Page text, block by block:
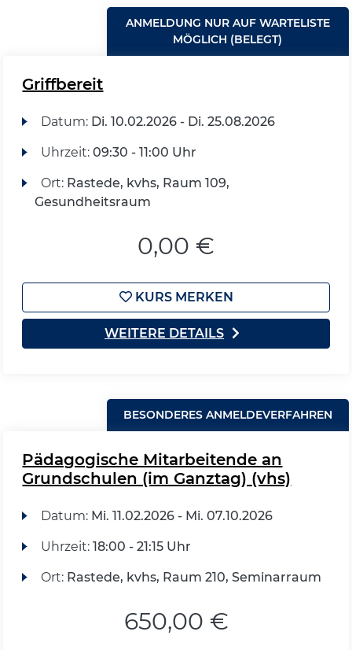
ANMELDUNG NUR AUF WARTELISTE
MÖGLICH (BELEGT)
Griffbereit
Datum: Di. 10.02.2026 - Di. 25.08.2026
Uhrzeit: 09:30 - 11:00 Uhr
Ort: Rastede, kvhs, Raum 109,
Gesundheitsraum
0,00 €
KURS MERKEN
WEITERE DETAILS
BESONDERES ANMELDEVERFAHREN
Pädagogische Mitarbeitende an
Grundschulen (im Ganztag) (vhs)
Datum: Mi. 11.02.2026 - Mi. 07.10.2026
Uhrzeit: 18:00 - 21:15 Uhr
Ort: Rastede, kvhs, Raum 210, Seminarraum
650,00 €